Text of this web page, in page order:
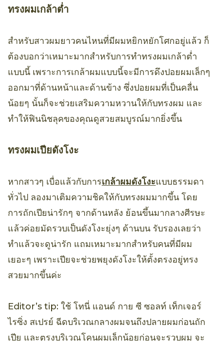
ทรงผมเกล้าต่ำ
สำหรับสาวผมยาวคนไหนที่มีผมหยิกหยักโศกอยู่แล้ว ก็
ต้องบอกว่าเหมาะมากสำหรับการทำทรงผมเกล้าต่ำ
แบบนี้ เพราะการเกล้าผมแบบนี้จะมีการดึงปอยผมเล็กๆ
ออกมาที่ด้านหน้าและด้านข้าง ซึ่งปอยผมที่เป็นคลื่น
น้อยๆ นั้นก็จะช่วยเสริมความหวานให้กับทรงผม และ
ทำให้ฟินนิชลุคของคุณดูสวยสมบูรณ์มากยิ่งขึ้น
ทรงผมเปียดังโงะ
หากสาวๆ เบื่อแล้วกับการเกล้าผมดังโงะแบบธรรมดา
ทั่วไป ลองมาเติมความชิคให้กับทรงผมมากขึ้น โดย
การถักเปียน่ารักๆ จากด้านหลัง ย้อนขึ้นมากลางศีรษะ
แล้วค่อยมัดรวบเป็นดังโงะยุ่งๆ ด้านบน รับรองเลยว่า
ทำแล้วจะดูน่ารัก แถมเหมาะมากสำหรับคนที่มีผม
เยอะๆ เพราะเปียจะช่วยพยุงดังโงะให้ตั้งตรงอยู่ทรง
สวยมากขึ้นค่ะ
Editor’s tip: ใช้ โทนี่ แอนด์ กาย ซี ซอลท์ เท็กเจอร์
ไรซิ่ง สเปรย์ ฉีดบริเวณกลางผมจนถึงปลายผมก่อนถัก
เปีย และตรงบริเวณโคนผมเล็กน้อยก่อนจะรวบผม จะ